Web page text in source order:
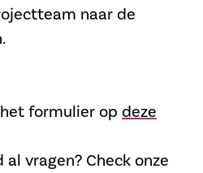
naar de
formulier op deze
vragen? Check onze